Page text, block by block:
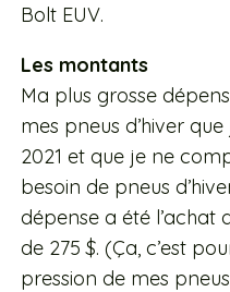
Bolt EUV.
Les montants
Ma plus grosse
mes pneus d’hiver
2021 et que je ne
besoin de pneus
dépense a été l’achat
de 275 $. (Ça, c’est
pression de mes